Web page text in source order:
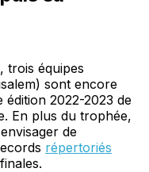
trois équipes
sont encore
2022-2023 de
En plus du trophée,
de
répertoriés